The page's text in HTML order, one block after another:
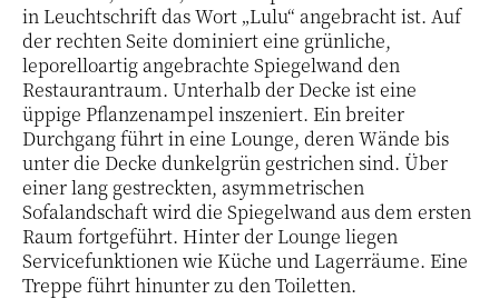
in Leuchtschrift das Wort „Lulu“ angebracht ist. Auf
der rechten Seite dominiert eine grünliche,
leporelloartig angebrachte Spiegelwand den
Restaurantraum. Unterhalb der Decke ist eine
üppige Pflanzenampel inszeniert. Ein breiter
Durchgang führt in eine Lounge, deren Wände bis
unter die Decke dunkelgrün gestrichen sind. Über
einer lang gestreckten, asymmetrischen
Sofalandschaft wird die Spiegelwand aus dem ersten
Raum fortgeführt. Hinter der Lounge liegen
Servicefunktionen wie Küche und Lagerräume. Eine
Treppe führt hinunter zu den Toiletten.